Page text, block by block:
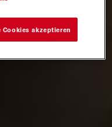
Cookies akzeptieren